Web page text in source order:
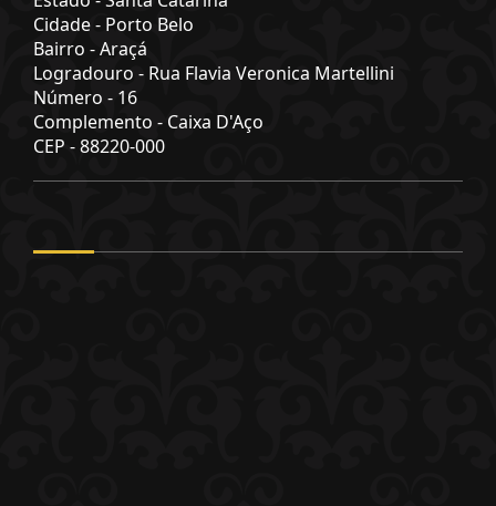
Cidade - Porto Belo
Bairro -Araçá
Logradouro - Rua Flavia Veronica Martellini
Número - 16
Complemento - Caixa D'Aço
CEP -88220-000